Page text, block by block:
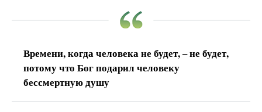
Времени, когда человека не будет, – не будет,
потому что Бог подарил человеку
бессмертную душу